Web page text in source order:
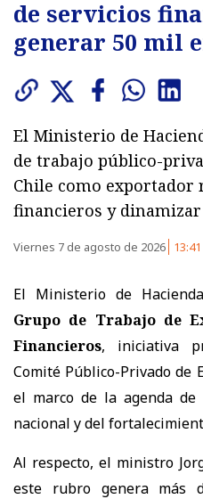
de servicios
generar 50 mil
El Ministerio de
de trabajo público-
Chile como exportador
financieros y
Viernes 7 de agosto de 2026 13:41
El Ministerio de
Grupo de Trabajo de
Financieros, iniciativa
Comité Público-Privado de
el marco de la agenda
nacional y del
Al respecto, el ministro
este rubro genera más